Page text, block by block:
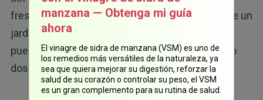
frescos. ¡Lo mejor de todo es que a diferencia de un
jardín tradicional, cuando cultiva microvegetales
puede cosechar sus alimentos en una semana o
dos de iniciar el proceso!
manzana — Obtenga mi guía
ahora
El vinagre de sidra de manzana (VSM) es uno de
los remedios más versátiles de la naturaleza, ya
sea que quiera mejorar su digestión, reforzar la
salud de su corazón o controlar su peso, el VSM
es un gran complemento para su rutina de salud.